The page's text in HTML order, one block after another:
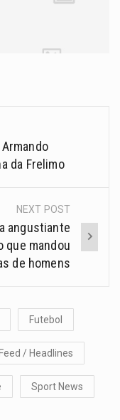
da Frelimo
NEXT POST
angustiante
que mandou
de homens
Futebol
/ Headlines
Sport News